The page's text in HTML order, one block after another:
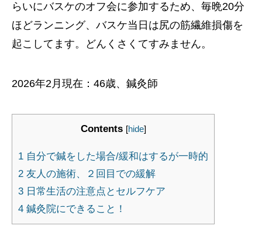
らいにバスケのオフ会に参加するため、毎晩20分
ほどランニング、バスケ当日は尻の筋繊維損傷を
起こしてます。どんくさくてすみません。
2026年2月現在：46歳、鍼灸師
Contents [hide]
1 自分で鍼をした場合/緩和はするが一時的
2 友人の施術、２回目での緩解
3 日常生活の注意点とセルフケア
4 鍼灸院にできること！